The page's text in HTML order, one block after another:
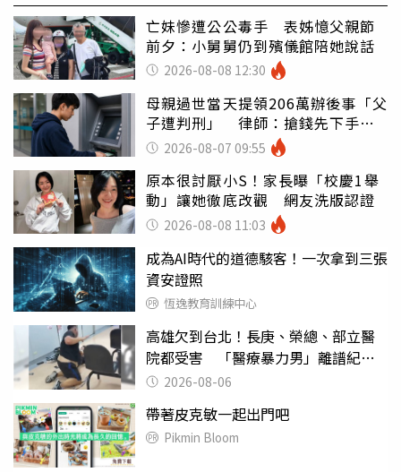
亡妹慘遭公公毒手 表姊憶父親節
前夕：小舅舅仍到殯儀館陪她說話
2026-08-08 12:30
母親過世當天提領206萬辦後事「父
子遭判刑」 律師：搶錢先下手是
罪 2026-08-07 09:55
原本很討厭小S！家長曝「校慶1舉
動」讓她徹底改觀 網友洗版認證
2026-08-08 11:03
成為AI時代的道德駭客！一次拿到三張
資安證照
恆逸教育訓練中心
高雄欠到台北！長庚、榮總、部立醫
院都受害 「醫療暴力男」離譜紀錄
曝光2026-08-06
帶著皮克敏一起出門吧
Pikmin Bloom